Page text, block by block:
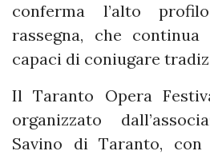
conferma l’alto
rassegna, che
capaci di coniugare
Il Taranto Opera
organizzato
Savino di Taranto,